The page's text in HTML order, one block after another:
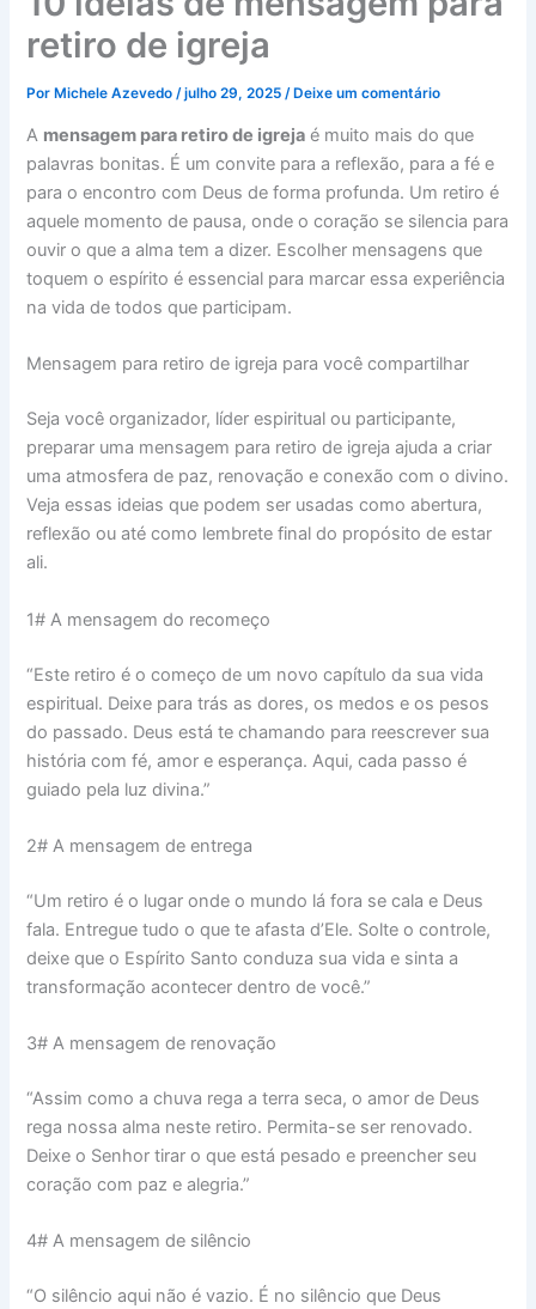
retiro de igreja
PorMichele Azevedo /julho 29, 2025 /Deixe um comentário
A mensagem para retiro de igreja é muito mais do que
palavras bonitas. É um convite para a reflexão, para a fé e
para o encontro com Deus de forma profunda. Um retiro é
aquele momento de pausa, onde o coração se silencia para
ouvir o que a alma tem a dizer. Escolher mensagens que
toquem o espírito é essencial para marcar essa experiência
na vida de todos que participam.
Mensagem para retiro de igreja para você compartilhar
Seja você organizador, líder espiritual ou participante,
preparar uma mensagem para retiro de igreja ajuda a criar
uma atmosfera de paz, renovação e conexão com o divino.
Veja essas ideias que podem ser usadas como abertura,
reflexão ou até como lembrete final do propósito de estar
ali.
1# A mensagem do recomeço
“Este retiro é o começo de um novo capítulo da sua vida
espiritual. Deixe para trás as dores, os medos e os pesos
do passado. Deus está te chamando para reescrever sua
história com fé, amor e esperança. Aqui, cada passo é
guiado pela luz divina.”
2# A mensagem de entrega
“Um retiro é o lugar onde o mundo lá fora se cala e Deus
fala. Entregue tudo o que te afasta d’Ele. Solte o controle,
deixe que o Espírito Santo conduza sua vida e sinta a
transformação acontecer dentro de você.”
3# A mensagem de renovação
“Assim como a chuva rega a terra seca, o amor de Deus
rega nossa alma neste retiro. Permita-se ser renovado.
Deixe o Senhor tirar o que está pesado e preencher seu
coração com paz e alegria.”
4# A mensagem de silêncio
“O silêncio aqui não é vazio. É no silêncio que Deus